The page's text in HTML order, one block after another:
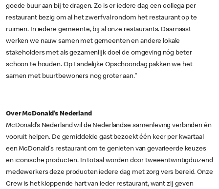
goede buur aan bij te dragen. Zo is er iedere dag een collega per
restaurant bezig om al het zwerfval rondom het restaurant op te
ruimen. In iedere gemeente, bij al onze restaurants. Daarnaast
werken we nauw samen met gemeenten en andere lokale
stakeholders met als gezamenlijk doel de omgeving nóg beter
schoon te houden. Op Landelijke Opschoondag pakken we het
samen met buurtbewoners nog groter aan."
Over McDonald’s Nederland
McDonald’s Nederland wil de Nederlandse samenleving verbinden én
vooruit helpen. De gemiddelde gast bezoekt één keer per kwartaal
een McDonald's restaurant om te genieten van gevarieerde keuzes
en iconische producten. In totaal worden door tweeëntwintigduizend
medewerkers deze producten iedere dag met zorg vers bereid. Onze
Crew is het kloppende hart van ieder restaurant, want zij geven